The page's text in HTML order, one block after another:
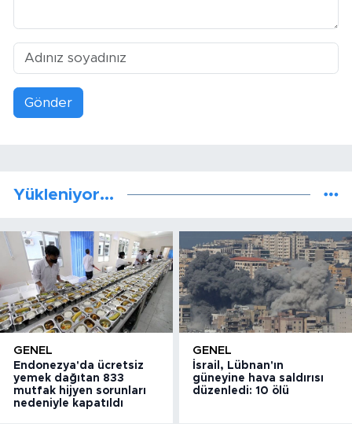
Gönder
Yükleniyor...
GENEL
Endonezya'da ücretsiz
yemek dağıtan 833
mutfak hijyen sorunları
nedeniyle kapatıldı
GENEL
İsrail, Lübnan'ın
güneyine hava saldırısı
düzenledi: 10 ölü